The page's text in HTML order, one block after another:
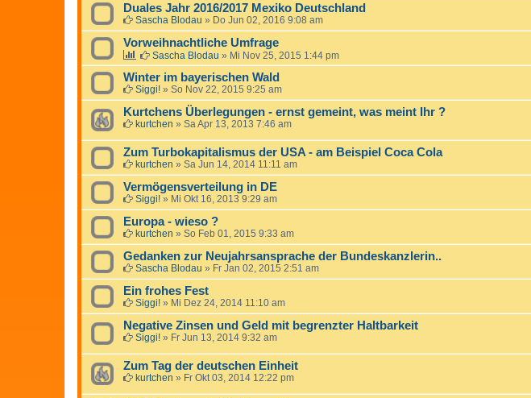
Duales Jahr 2016/2017 Mexiko Deutschland
Sascha Blodau » Do Jun 02, 2016 9:08 am
Vorweihnachtliche Umfrage
Sascha Blodau » Mi Nov 25, 2015 1:44 pm
Winter im bayerischen Wald
Siggi! » So Nov 22, 2015 9:25 am
Kurtchens Überlegungen - ernst gemeint, was meint Ihr ?
kurtchen » Sa Apr 13, 2013 7:46 am
Zum Turbokapitalismus der USA - am Beispiel Coca Cola
kurtchen » Sa Jun 14, 2014 11:11 am
Vermögensverteilung in DE
Siggi! » Mi Okt 16, 2013 9:29 am
Europa - wieso ?
kurtchen » So Feb 01, 2015 9:33 am
Gedanken zur Neujahrsansprache der Bundeskanzlerin..
Sascha Blodau » Fr Jan 02, 2015 2:51 am
Ein frohes Fest
Siggi! » Mi Dez 24, 2014 11:10 am
Negative Zinsen und Geld mit begrenzter Haltbarkeit
Siggi! » Fr Jun 13, 2014 9:32 am
Zum Tag der deutschen Einheit
kurtchen » Fr Okt 03, 2014 12:22 pm